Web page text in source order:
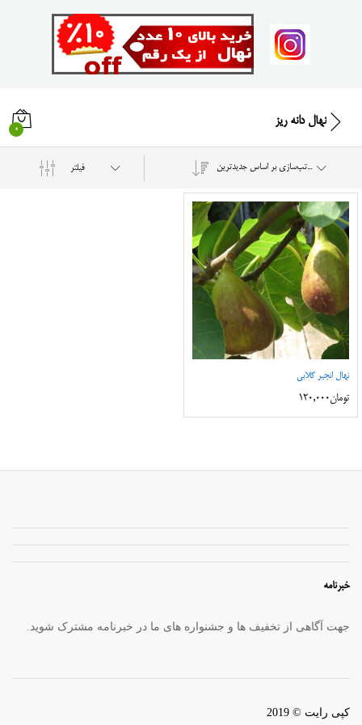
نهال دانه ریز
0
فیلتر مرتب‌سازی بر اساس جدیدترین
نهال انجیر گلابی
تومان120,000
خبرنامه
جهت آگاهی از تخفیف ها و جشنواره های ما در خبرنامه مشترک شوید.
کپی رایت © 2019